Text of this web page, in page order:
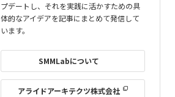
プデートし、それを実践に活かすための具
体的なアイデアを記事にまとめて発信して
います。
SMMLabについて
アライドアーキテクツ株式会社